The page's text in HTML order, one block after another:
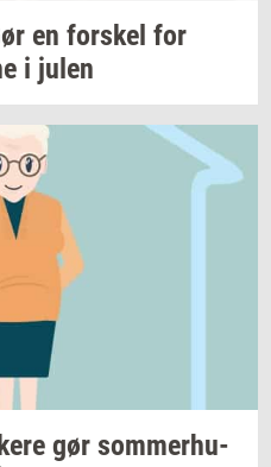
en for­skel for
i julen
gør som­mer­hu­